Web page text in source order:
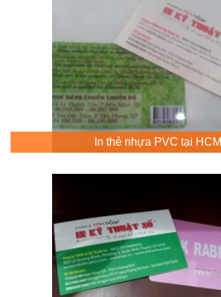
In thẻ nhựa PVC tại HCM